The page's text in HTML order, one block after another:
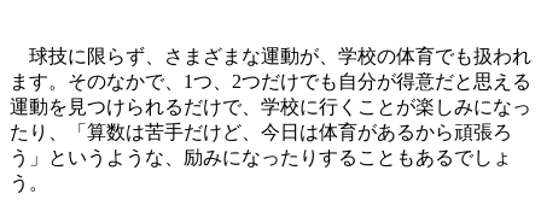
球技に限らず、さまざまな運動が、学校の体育でも扱われ
ます。そのなかで、1つ、2つだけでも自分が得意だと思える
運動を見つけられるだけで、学校に行くことが楽しみになっ
たり、「算数は苦手だけど、今日は体育があるから頑張ろ
う」というような、励みになったりすることもあるでしょ
う。